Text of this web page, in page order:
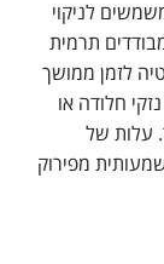
לניקוי
תרמית
לזמן ממושך
חלודה או
עלות של
מפירוק